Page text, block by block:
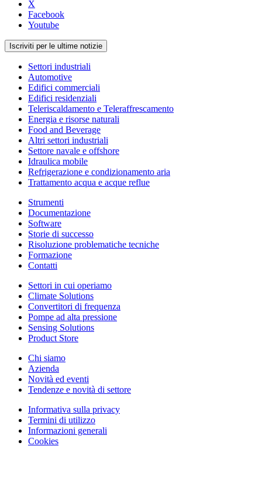
X
Facebook
Youtube
Iscriviti per le ultime notizie
Settori industriali
Automotive
Edifici commerciali
Edifici residenziali
Teleriscaldamento e Teleraffrescamento
Energia e risorse naturali
Food and Beverage
Altri settori industriali
Settore navale e offshore
Idraulica mobile
Refrigerazione e condizionamento aria
Trattamento acqua e acque reflue
Strumenti
Documentazione
Software
Storie di successo
Risoluzione problematiche tecniche
Formazione
Contatti
Settori in cui operiamo
Climate Solutions
Convertitori di frequenza
Pompe ad alta pressione
Sensing Solutions
Product Store
Chi siamo
Azienda
Novità ed eventi
Tendenze e novità di settore
Informativa sulla privacy
Termini di utilizzo
Informazioni generali
Cookies